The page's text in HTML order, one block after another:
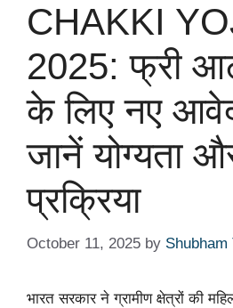
CHAKKI
2025: फ्री
के लिए नए
जानें योग्यता
प्रक्रिया
October 11, 2025 by Shubham
भारत सरकार ने ग्रामीण क्षेत्रों की